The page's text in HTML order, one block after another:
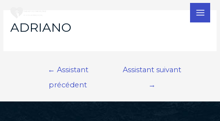
ADRIANO
Navigation
← Assistant
précédent
Assistant suivant
→